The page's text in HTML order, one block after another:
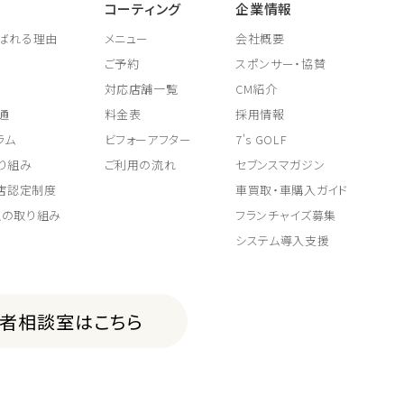
れる理由
ム
組み
認定制度
取り組み
コーティング
メニュー
ご予約
対応店舗一覧
料金表
ビフォーアフター
ご利用の流れ
企業情報
会社概要
スポンサー・協賛
CM紹介
採用情報
7's GOLF
セブンスマガジン
車買取・車購入ガイド
フランチャイズ募集
システム導入支援
相談室はこちら